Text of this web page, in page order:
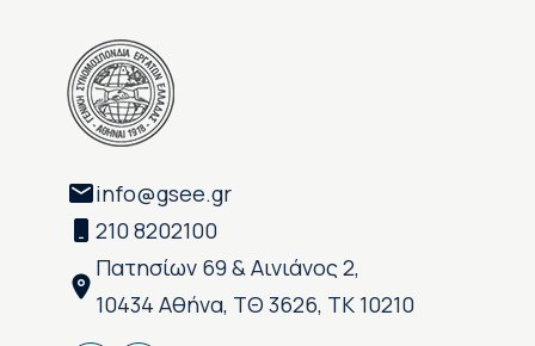
info@gsee.gr
210 8202100
Πατησίων 69 & Αινιάνος 2,
10434 Αθήνα, ΤΘ 3626, ΤΚ 10210